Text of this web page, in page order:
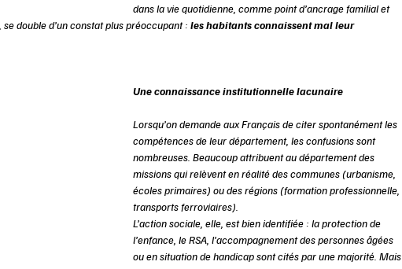
dans la vie quotidienne, comme point d’ancrage familial et
double d’un constat plus préoccupant : les habitants connaissent mal leur
Une connaissance institutionnelle lacunaire
Lorsqu’on demande aux Français de citer spontanément les
compétences de leur département, les confusions sont
nombreuses. Beaucoup attribuent au département des
missions qui relèvent en réalité des communes (urbanisme,
écoles primaires) ou des régions (formation professionnelle,
transports ferroviaires).
L’action sociale, elle, est bien identifiée : la protection de
l’enfance, le RSA, l’accompagnement des personnes âgées
ou en situation de handicap sont cités par une majorité. Mais